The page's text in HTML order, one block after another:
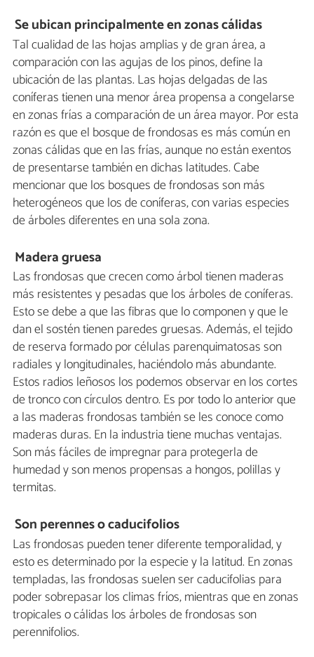
Se ubican principalmente en zonas cálidas
Tal cualidad de las hojas amplias y de gran área, a
comparación con las agujas de los pinos, define la
ubicación de las plantas. Las hojas delgadas de las
coníferas tienen una menor área propensa a congelarse
en zonas frías a comparación de un área mayor. Por esta
razón es que el bosque de frondosas es más común en
zonas cálidas que en las frías, aunque no están exentos
de presentarse también en dichas latitudes. Cabe
mencionar que los bosques de frondosas son más
heterogéneos que los de coníferas, con varias especies
de árboles diferentes en una sola zona.
Madera gruesa
Las frondosas que crecen como árbol tienen maderas
más resistentes y pesadas que los árboles de coníferas.
Esto se debe a que las fibras que lo componen y que le
dan el sostén tienen paredes gruesas. Además, el tejido
de reserva formado por células parenquimatosas son
radiales y longitudinales, haciéndolo más abundante.
Estos radios leñosos los podemos observar en los cortes
de tronco con círculos dentro. Es por todo lo anterior que
a las maderas frondosas también se les conoce como
maderas duras. En la industria tiene muchas ventajas.
Son más fáciles de impregnar para protegerla de
humedad y son menos propensas a hongos, polillas y
termitas.
Son perennes o caducifolios
Las frondosas pueden tener diferente temporalidad, y
esto es determinado por la especie y la latitud. En zonas
templadas, las frondosas suelen ser caducifolias para
poder sobrepasar los climas fríos, mientras que en zonas
tropicales o cálidas los árboles de frondosas son
perennifolios.